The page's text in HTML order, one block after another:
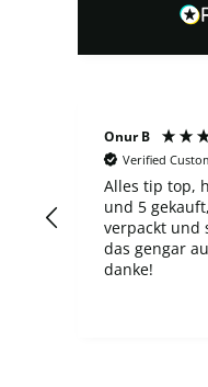
Verified Customer
Alles tip top, habe
und 5 gekauft, und
verpackt und schnell
das gengar aus